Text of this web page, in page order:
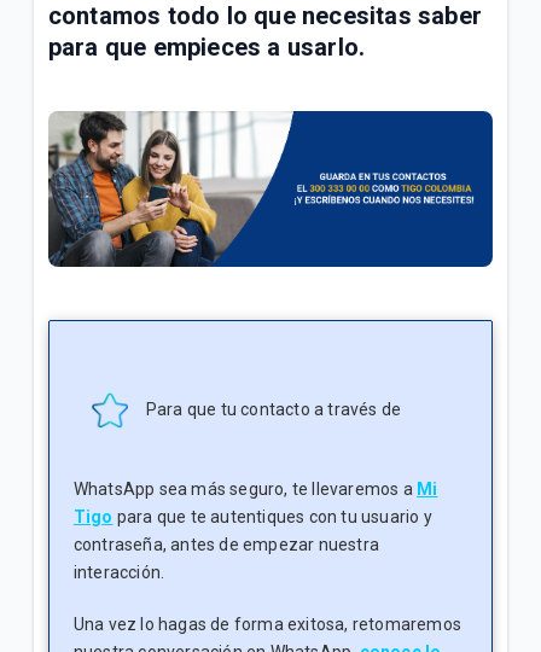
Compra de acciones de UNE por parte de Millicom |
Conoce los paquetes Full Tigo + Plus | General
¿Tu servicio cambió? Actualiza tu plan en Mi Tigo |
General
Conoce tu factura Tigo | General
Soporte técnico para tus servicios Tigo | General
VER MÁS
contamos todo lo que necesitas saber
para que empieces a usarlo.
Para que tu contacto a través de
WhatsApp sea más seguro, te llevaremos a Mi
Tigo para que te autentiques con tu usuario y
contraseña, antes de empezar nuestra
interacción.
Una vez lo hagas de forma exitosa, retomaremos